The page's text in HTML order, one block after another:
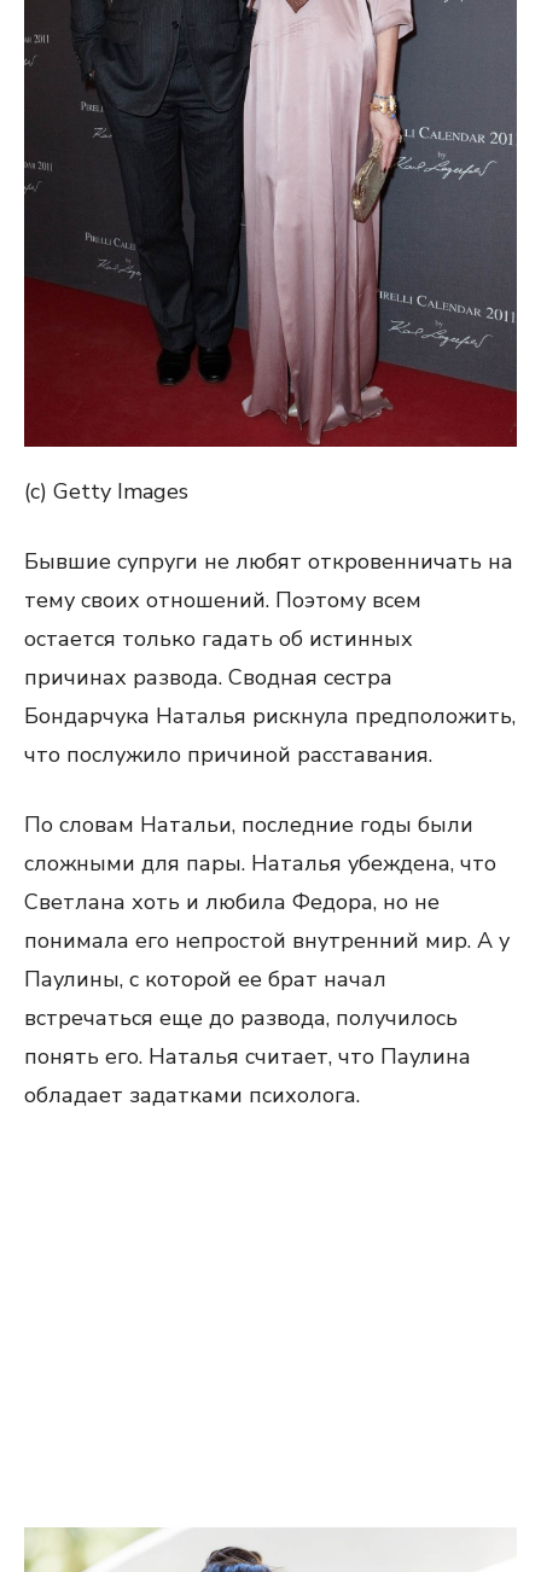
(c) Getty Images
Бывшие супруги не любят откровенничать на
тему своих отношений. Поэтому всем
остается только гадать об истинных
причинах развода. Сводная сестра
Бондарчука Наталья рискнула предположить,
что послужило причиной расставания.
По словам Натальи, последние годы были
сложными для пары. Наталья убеждена, что
Светлана хоть и любила Федора, но не
понимала его непростой внутренний мир. А у
Паулины, с которой ее брат начал
встречаться еще до развода, получилось
понять его. Наталья считает, что Паулина
обладает задатками психолога.